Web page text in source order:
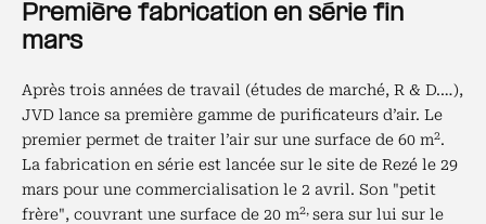
Première fabrication en série fin
mars
Après trois années de travail (études de marché, R & D.…),
JVD lance sa première gamme de purificateurs d’air. Le
premier permet de traiter l’air sur une surface de 60 m2.
La fabrication en série est lancée sur le site de Rezé le 29
mars pour une commercialisation le 2 avril. Son "petit
frère", couvrant une surface de 20 m2, sera sur lui sur le